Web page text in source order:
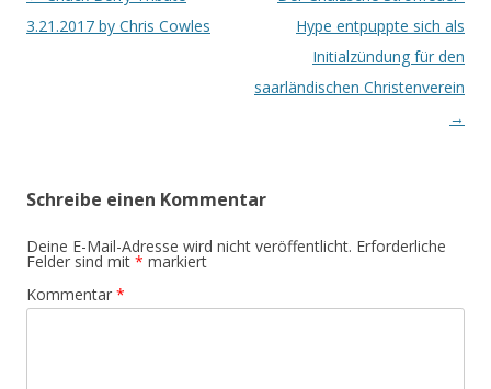
Navigation
3.21.2017 by Chris Cowles
Hype entpuppte sich als
Initialzündung für den
saarländischen Christenverein
→
Schreibe einen Kommentar
Deine E-Mail-Adresse wird nicht veröffentlicht. Erforderliche
Felder sind mit * markiert
Kommentar *